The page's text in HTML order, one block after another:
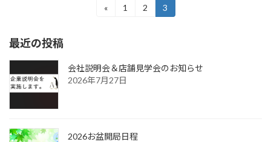
« 1 2 3
最近の投稿
会社説明会＆店舗見学会のお知らせ
2026年7月27日
2026お盆開局日程